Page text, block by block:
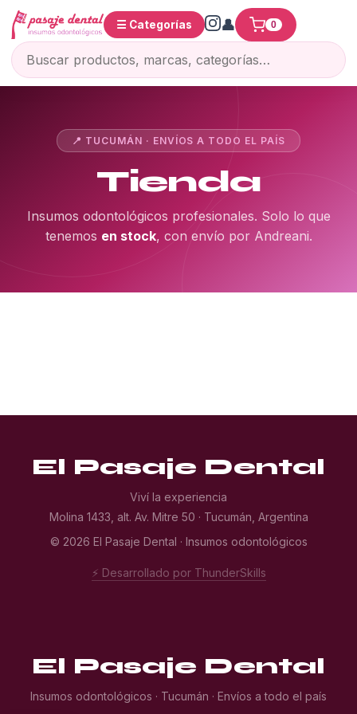
☰ Categorías 0
📍 TUCUMÁN · ENVÍOS A TODO EL PAÍS
Tienda
Insumos odontológicos profesionales. Solo lo que
tenemos en stock, con envío por Andreani.
El Pasaje Dental
Viví la experiencia
Molina 1433, alt. Av. Mitre 50 · Tucumán, Argentina
© 2026 El Pasaje Dental · Insumos odontológicos
⚡ Desarrollado por ThunderSkills
El Pasaje Dental
Insumos odontológicos · Tucumán · Envíos a todo el país